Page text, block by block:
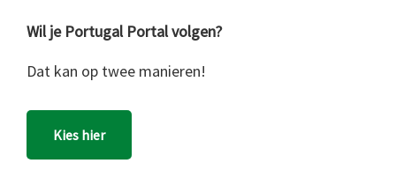
Wil je Portugal Portal volgen?
Dat kan op twee manieren!
Kies hier